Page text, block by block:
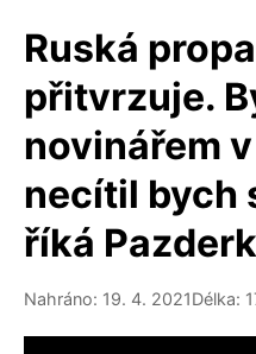
Ruská
přitvrzuje.
novinářem
necítil bych
říká
Nahráno: 19. 4. 2021Délka: